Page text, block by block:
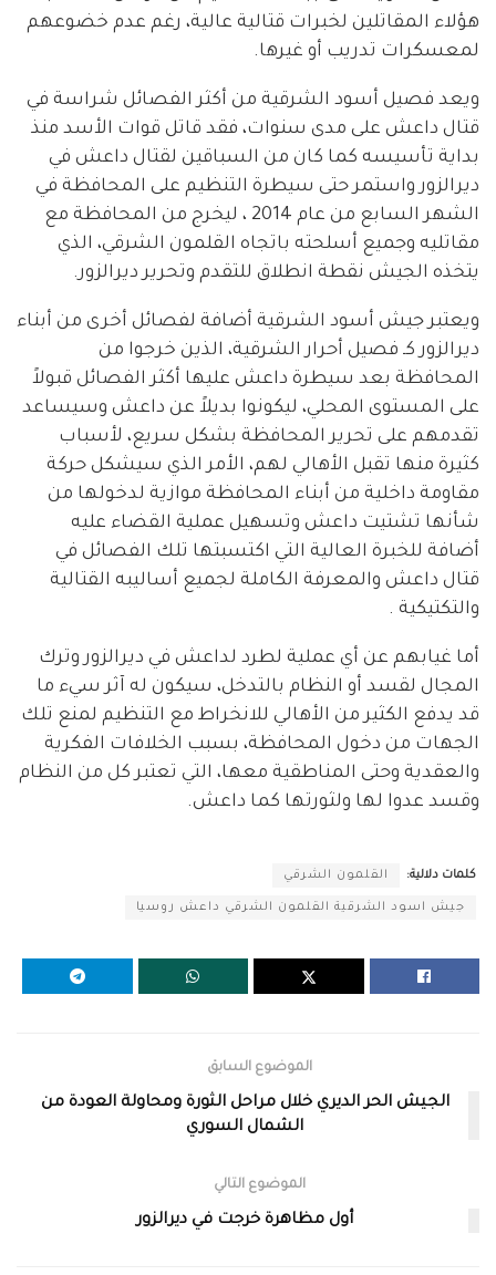
هؤلاء المقاتلين لخبرات قتالية عالية، رغم عدم خضوعهم
لمعسكرات تدريب أو غيرها.
ويعد فصيل أسود الشرقية من أكثر الفصائل شراسة في
قتال داعش على مدى سنوات، فقد قاتل قوات الأسد منذ
بداية تأسيسه كما كان من السباقين لقتال داعش في
ديرالزور واستمر حتى سيطرة التنظيم على المحافظة في
الشهر السابع من عام 2014 ، ليخرج من المحافظة مع
مقاتليه وجميع أسلحته باتجاه القلمون الشرقي، الذي
يتخذه الجيش نقطة انطلاق للتقدم وتحرير ديرالزور.
ويعتبر جيش أسود الشرقية أضافة لفصائل أخرى من أبناء
ديرالزور كـ فصيل أحرار الشرقية، الذين خرجوا من
المحافظة بعد سيطرة داعش عليها أكثر الفصائل قبولاً
على المستوى المحلي، ليكونوا بديلاً عن داعش وسيساعد
تقدمهم على تحرير المحافظة بشكل سريع، لأسباب
كثيرة منها تقبل الأهالي لهم، الأمر الذي سيشكل حركة
مقاومة داخلية من أبناء المحافظة موازية لدخولها من
شأنها تشتيت داعش وتسهيل عملية القضاء عليه
أضافة للخبرة العالية التي اكتسبتها تلك الفصائل في
قتال داعش والمعرفة الكاملة لجميع أساليبه القتالية
والتكتيكية .
أما غيابهم عن أي عملية لطرد لداعش في ديرالزور وترك
المجال لقسد أو النظام بالتدخل، سيكون له آثر سيء ما
قد يدفع الكثير من الأهالي للانخراط مع التنظيم لمنع تلك
الجهات من دخول المحافظة، بسبب الخلافات الفكرية
والعقدية وحتى المناطقية معها، التي تعتبر كل من النظام
وقسد عدوا لها ولثورتها كما داعش.
كلمات دلالية: القلمون الشرقي
جيش اسود الشرقية القلمون الشرقي داعش روسيا
الموضوع السابق
الجيش الحر الديري خلال مراحل الثورة ومحاولة العودة من
الشمال السوري
الموضوع التالي
أول مظاهرة خرجت في ديرالزور